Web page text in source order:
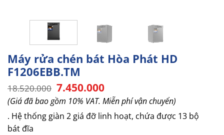
Máy rửa chén bát Hòa Phát HD
F1206EBB.TM
18.520.000 Giá
gốc
là:
18.520.000.
7.450.000Giá
hiện
tại
là:
7.450.000.
(Giá đã bao gồm 10% VAT. Miễn phí vận chuyển)
. Hệ thống giàn 2 giá đỡ linh hoạt, chứa được 13 bộ
bát đĩa